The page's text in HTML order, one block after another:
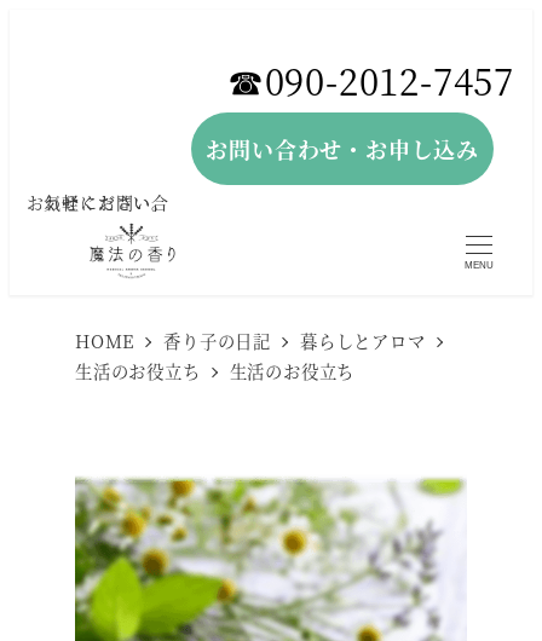
☎︎090-2012-7457
お問い合わせ・お申し込み
お気軽にお問い合わせください。
MENU
HOME 香り子の日記
暮らしとアロマ
生活のお役立ち
生活のお役立ち